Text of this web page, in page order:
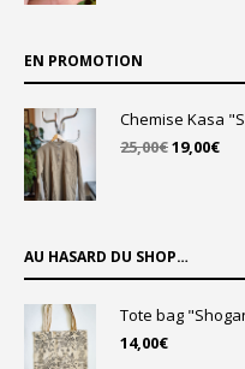
EN PROMOTION
Chemise Kasa
25,00€Le
19,00€Le
AU HASARD DU SHOP…
Tote bag
14,00€